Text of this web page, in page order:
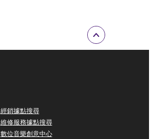
經銷據點搜尋
維修服務據點搜尋
數位音樂創意中心